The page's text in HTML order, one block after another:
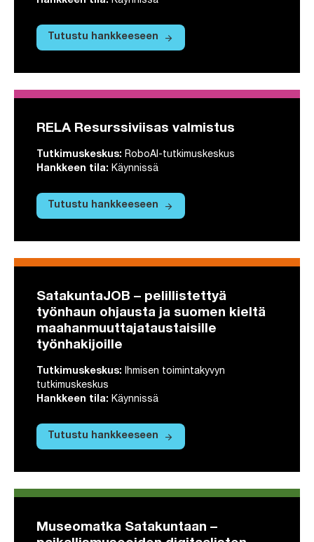
Tutustu hankkeeseen
Tutustu hankkeeseen arrow_forward
RELA Resurssiviisas valmistus
Tutkimuskeskus: RoboAI-tutkimuskeskus
Hankkeen tila: Käynnissä
Tutustu hankkeeseen RELA
Tutustu hankkeeseen arrow_forward
SatakuntaJOB – pelillistettyä
työnhaun ohjausta ja suomen kieltä
maahanmuuttajataustaisille
työnhakijoille
Tutkimuskeskus: Ihmisen toimintakyvyn
tutkimuskeskus
Hankkeen tila: Käynnissä
Tutustu hankkeeseen SatakuntaJOB
Tutustu hankkeeseen arrow_forward
Museomatka Satakuntaan –